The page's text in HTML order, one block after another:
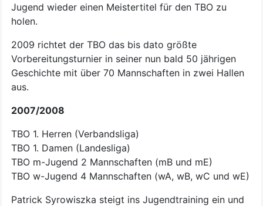
Jugend wieder einen Meistertitel für den TBO zu
holen.
2009 richtet der TBO das bis dato größte
Vorbereitungsturnier in seiner nun bald 50 jährigen
Geschichte mit über 70 Mannschaften in zwei Hallen
aus.
2007/2008
TBO 1. Herren (Verbandsliga)
TBO 1. Damen (Landesliga)
TBO m-Jugend 2 Mannschaften (mB und mE)
TBO w-Jugend 4 Mannschaften (wA, wB, wC und wE)
Patrick Syrowiszka steigt ins Jugendtraining ein und